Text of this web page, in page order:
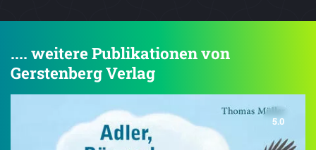
.... weitere Publikationen von
Gerstenberg Verlag
5.0